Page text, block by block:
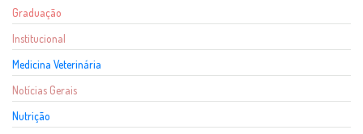
Graduação
Institucional
Medicina Veterinária
Notícias Gerais
Nutrição